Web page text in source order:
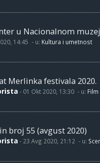
u Nacionalnom
14:45 - u: Kultura i umetnost
Merlinka festivala 2020.
- 01 Okt 2020, 13:30 - u: Film
broj 55 (avgust 2020)
- 23 Avg 2020, 21:12 - u: